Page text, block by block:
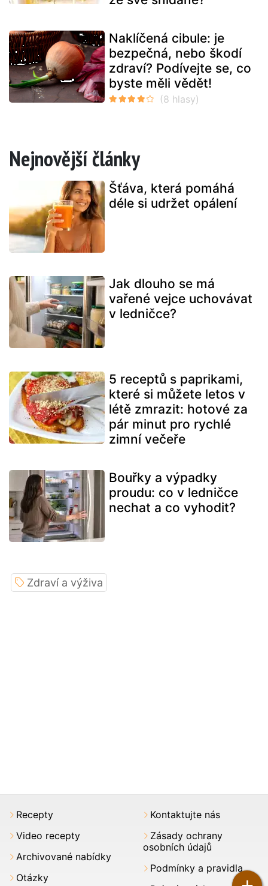
Naklíčená cibule: je
bezpečná, nebo škodí
zdraví? Podívejte se, co
byste měli vědět!
Nejnovější články
Šťáva, která pomáhá
déle si udržet opálení
Jak dlouho se má
vařené vejce uchovávat
v ledničce?
5 receptů s paprikami,
které si můžete letos v
létě zmrazit: hotové za
pár minut pro rychlé
zimní večeře
Bouřky a výpadky
proudu: co v ledničce
nechat a co vyhodit?
Zdraví a výživa
Recepty
Video recepty
Archivované nabídky
Otázky
Kontaktujte nás
Zásady ochrany
osobních údajů
Podmínky a pravidla